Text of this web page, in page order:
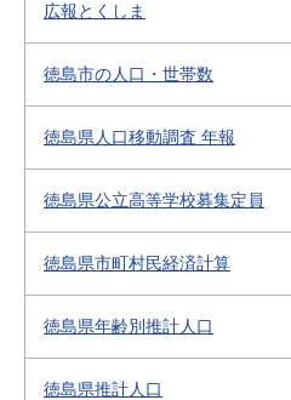
広報とくしま
徳島市の人口・世帯数
徳島県人口移動調査 年報
徳島県公立高等学校募集定員
徳島県市町村民経済計算
徳島県年齢別推計人口
徳島県推計人口